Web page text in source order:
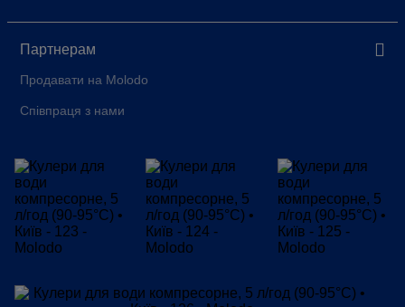
Партнерам
Продавати на Molodo
Співпраця з нами